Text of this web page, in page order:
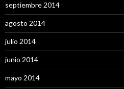
septiembre 2014
agosto 2014
julio 2014
junio 2014
mayo 2014